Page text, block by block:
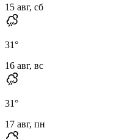
15 авг, сб
31°
16 авг, вс
31°
17 авг, пн